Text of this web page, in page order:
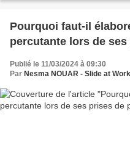
Pourquoi faut-il
percutante lors de
Publié le 11/03/2024 à 09:30
Par Nesma NOUAR - Slide at Work